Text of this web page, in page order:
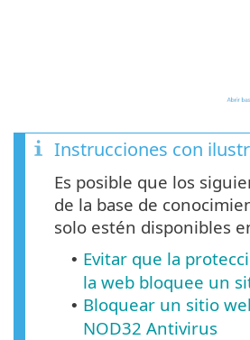
Instrucciones con
Es posible que los
de la base de
solo estén disponibles
• Evitar que la
la web bloquee un
• Bloquear un sitio
NOD32 Antivirus